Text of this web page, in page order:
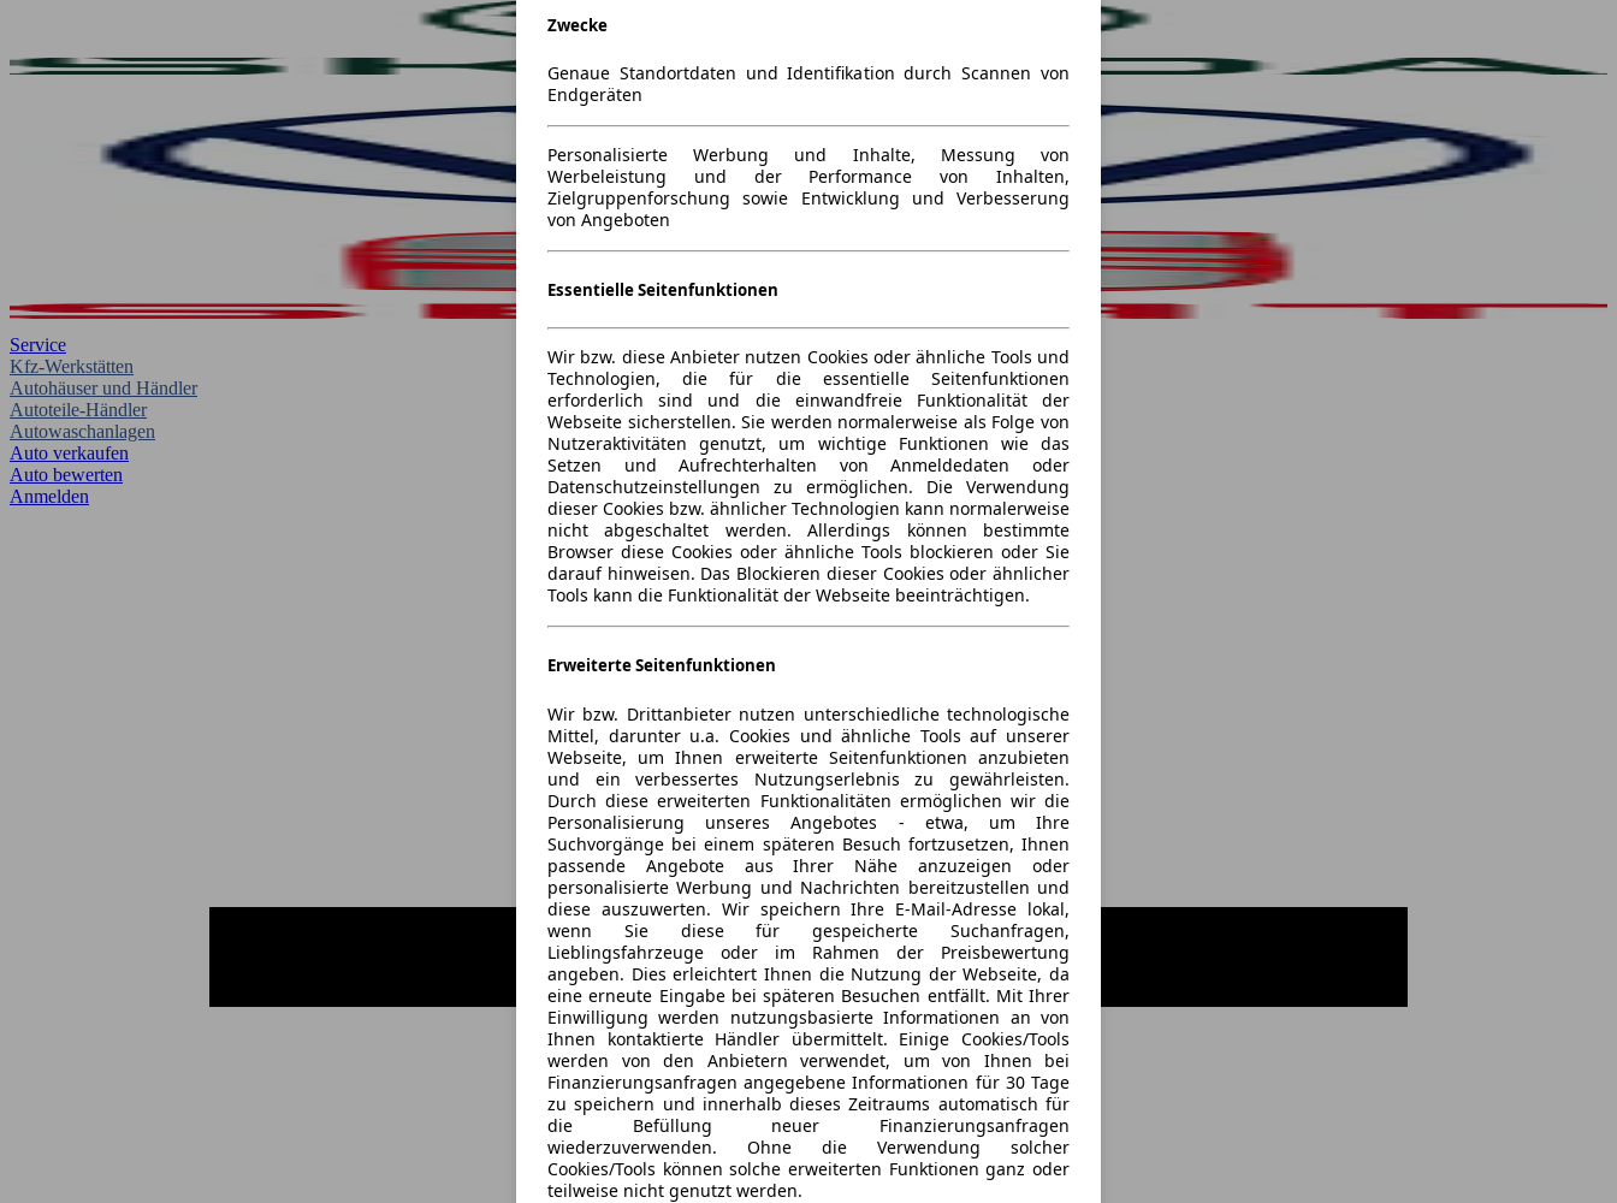
Service
Kfz-Werkstätten
Autohäuser und Händler
Autoteile-Händler
Autowaschanlagen
Auto verkaufen
Auto bewerten
Anmelden
Zwecke
Genaue Standortdaten und Identifikation durch Scannen von
Endgeräten
Personalisierte Werbung und Inhalte, Messung von
Werbeleistung und der Performance von Inhalten,
Zielgruppenforschung sowie Entwicklung und Verbesserung
von Angeboten
Essentielle Seitenfunktionen
Wir bzw. diese Anbieter nutzen Cookies oder ähnliche Tools und
Technologien, die für die essentielle Seitenfunktionen
erforderlich sind und die einwandfreie Funktionalität der
Webseite sicherstellen. Sie werden normalerweise als Folge von
Nutzeraktivitäten genutzt, um wichtige Funktionen wie das
Setzen und Aufrechterhalten von Anmeldedaten oder
Datenschutzeinstellungen zu ermöglichen. Die Verwendung
dieser Cookies bzw. ähnlicher Technologien kann normalerweise
nicht abgeschaltet werden. Allerdings können bestimmte
Browser diese Cookies oder ähnliche Tools blockieren oder Sie
darauf hinweisen. Das Blockieren dieser Cookies oder ähnlicher
Tools kann die Funktionalität der Webseite beeinträchtigen.
Erweiterte Seitenfunktionen
Wir bzw. Drittanbieter nutzen unterschiedliche technologische
Mittel, darunter u.a. Cookies und ähnliche Tools auf unserer
Webseite, um Ihnen erweiterte Seitenfunktionen anzubieten
und ein verbessertes Nutzungserlebnis zu gewährleisten.
Durch diese erweiterten Funktionalitäten ermöglichen wir die
Personalisierung unseres Angebotes - etwa, um Ihre
Suchvorgänge bei einem späteren Besuch fortzusetzen, Ihnen
passende Angebote aus Ihrer Nähe anzuzeigen oder
personalisierte Werbung und Nachrichten bereitzustellen und
diese auszuwerten. Wir speichern Ihre E-Mail-Adresse lokal,
wenn Sie diese für gespeicherte Suchanfragen,
Lieblingsfahrzeuge oder im Rahmen der Preisbewertung
angeben. Dies erleichtert Ihnen die Nutzung der Webseite, da
eine erneute Eingabe bei späteren Besuchen entfällt. Mit Ihrer
Einwilligung werden nutzungsbasierte Informationen an von
Ihnen kontaktierte Händler übermittelt. Einige Cookies/Tools
werden von den Anbietern verwendet, um von Ihnen bei
Finanzierungsanfragen angegebene Informationen für 30 Tage
zu speichern und innerhalb dieses Zeitraums automatisch für
die Befüllung neuer Finanzierungsanfragen
wiederzuverwenden. Ohne die Verwendung solcher
Cookies/Tools können solche erweiterten Funktionen ganz oder
teilweise nicht genutzt werden.